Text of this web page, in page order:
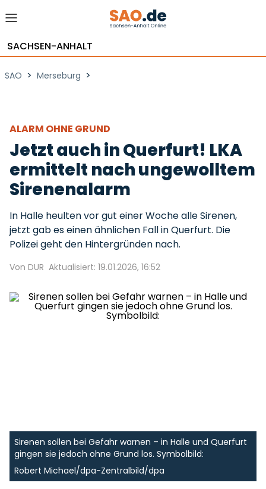
SACHSEN-ANHALT
SAO > Merseburg >
ALARM OHNE GRUND
Jetzt auch in Querfurt! LKA
ermittelt nach ungewolltem
Sirenenalarm
In Halle heulten vor gut einer Woche alle Sirenen,
jetzt gab es einen ähnlichen Fall in Querfurt. Die
Polizei geht den Hintergründen nach.
Von DUR Aktualisiert: 19.01.2026, 16:52
Sirenen sollen bei Gefahr warnen – in Halle und Querfurt
gingen sie jedoch ohne Grund los. Symbolbild:
Robert Michael/dpa-Zentralbild/dpa